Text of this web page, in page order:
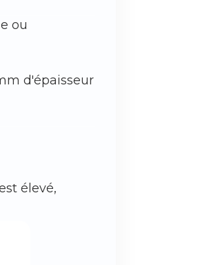
ou
d'épaisseur
élevé,